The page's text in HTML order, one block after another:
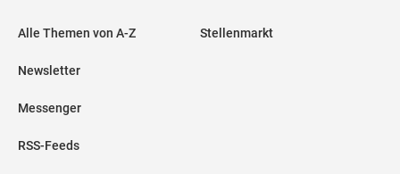
Alle Themen von A-Z
Newsletter
Messenger
RSS-Feeds
Stellenmarkt